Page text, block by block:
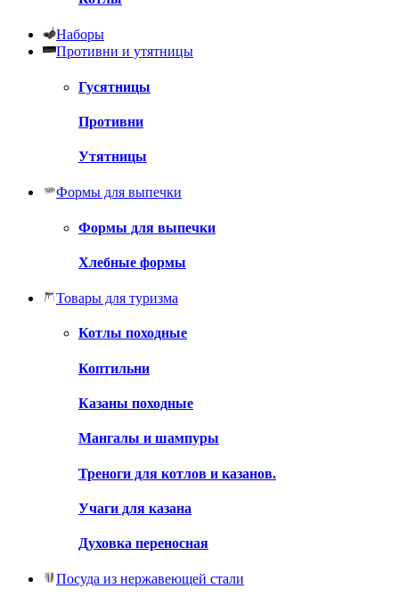
Наборы
Противни и утятницы
Гусятницы
Противни
Утятницы
Формы для выпечки
Формы для выпечки
Хлебные формы
Товары для туризма
Котлы походные
Коптильни
Казаны походные
Мангалы и шампуры
Треноги для котлов и казанов.
Учаги для казана
Духовка переносная
Посуда из нержавеющей стали